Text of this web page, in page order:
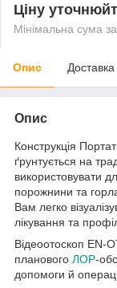
Ціну
Мінімальна сума
Опис Доставка
Опис
Конструкція
ґрунтується на
використовувати
порожнини та
Вам легко
лікування та
Відеоотоскоп EN-
планового ЛОР-
допомоги й